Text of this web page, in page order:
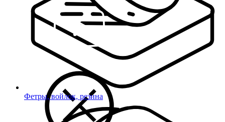
Фетры, войлок, резина